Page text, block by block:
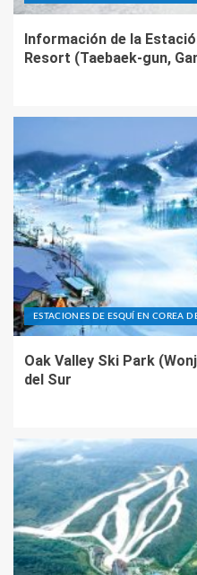
Información de la
Resort (Taebaek-gun,
ESTACIONES DE ESQUÍ EN COREA
Oak Valley Ski Park
del Sur